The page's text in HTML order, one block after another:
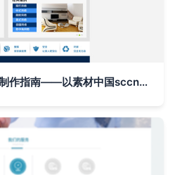
装饰公司网站素材推荐与制作指南——以素材中国sccnn.com为例打造专业企业宣传网站